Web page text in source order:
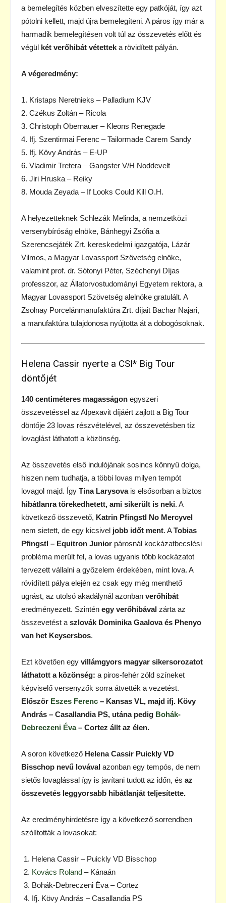
a bemelegítés közben elveszítette egy patkóját, így azt
pótolni kellett, majd újra bemelegíteni. A páros így már a
harmadik bemelegítésen volt túl az összevetés előtt és
végül két verőhibát vétettek a rövidített pályán.
A végeredmény:
1. Kristaps Neretnieks – Palladium KJV
2. Czékus Zoltán – Ricola
3. Christoph Obernauer – Kleons Renegade
4. Ifj. Szentirmai Ferenc – Tailormade Carem Sandy
5. Ifj. Kövy András – E-UP
6. Vladimir Tretera – Gangster V/H Noddevelt
6. Jiri Hruska – Reiky
8. Mouda Zeyada – If Looks Could Kill O.H.
A helyezetteknek Schlezák Melinda, a nemzetközi
versenybíróság elnöke, Bánhegyi Zsófia a
Szerencsejáték Zrt. kereskedelmi igazgatója, Lázár
Vilmos, a Magyar Lovassport Szövetség elnöke,
valamint prof. dr. Sótonyi Péter, Széchenyi Díjas
professzor, az Állatorvostudományi Egyetem rektora, a
Magyar Lovassport Szövetség alelnöke gratulált. A
Zsolnay Porcelánmanufaktúra Zrt. díjait Bachar Najari,
a manufaktúra tulajdonosa nyújtotta át a dobogósoknak.
Helena Cassir nyerte a CSI* Big Tour
döntőjét
140 centiméteres magasságon egyszeri
összevetéssel az Alpexavit díjáért zajlott a Big Tour
döntője 23 lovas részvételével, az összevetésben tíz
lovaglást láthatott a közönség.
Az összevetés első indulójának sosincs könnyű dolga,
hiszen nem tudhatja, a többi lovas milyen tempót
lovagol majd. Így Tina Larysovais elsősorban a biztos
hibátlanra törekedhetett, ami sikerült is neki. A
következő összevető, Katrin Pfingstl No Mercyvel
nem sietett, de egy kicsivel jobb időt ment. ATobias
Pfingstl – Equitron Junior párosnál kockázatbecslési
probléma merült fel, a lovas ugyanis több kockázatot
tervezett vállalni a győzelem érdekében, mint lova. A
rövidített pálya elején ez csak egy még menthető
ugrást, az utolsó akadálynál azonban verőhibát
eredményezett. Szintén egy verőhibával zárta az
összevetést a szlovák Dominika Gaalova és Phenyo
van het Keysersbos.
Ezt követően egy villámgyors magyar sikersorozatot
láthatott a közönség: a piros-fehér zöld színeket
képviselő versenyzők sorra átvették a vezetést.
Először Eszes Ferenc – Kansas VL, majd ifj. Kövy
András – Casallandia PS, utána pedig Bohák-
Debreczeni Éva– Cortez állt az élen.
A soron következő Helena Cassir Puickly VD
Bisschop nevű lovával azonban egy tempós, de nem
sietős lovaglással így is javítani tudott az időn, és az
összevetés leggyorsabb hibátlanját teljesítette.
Az eredményhirdetésre így a következő sorrendben
szólították a lovasokat:
Helena Cassir – Puickly VD Bisschop
Kovács Roland – Kánaán
Bohák-Debreczeni Éva – Cortez
Ifj. Kövy András – Casallandia PS